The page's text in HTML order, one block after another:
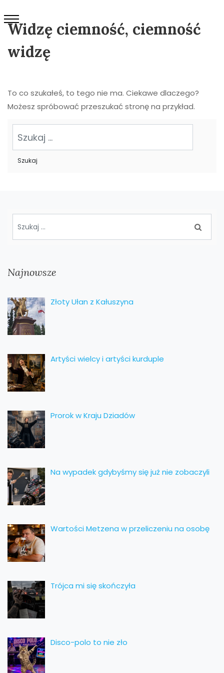
Widzę ciemność, ciemność
widzę
To co szukałeś, to tego nie ma. Ciekawe dlaczego?
Możesz spróbować przeszukać stronę na przykład.
Najnowsze
Złoty Ułan z Kałuszyna
Artyści wielcy i artyści kurduple
Prorok w Kraju Dziadów
Na wypadek gdybyśmy się już nie zobaczyli
Wartości Metzena w przeliczeniu na osobę
Trójca mi się skończyła
Disco-polo to nie zło